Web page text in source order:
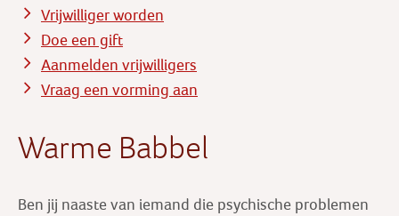
Vrijwilliger worden
Doe een gift
Aanmelden vrijwilligers
Vraag een vorming aan
Warme Babbel
Ben jij naaste van iemand die psychische problemen